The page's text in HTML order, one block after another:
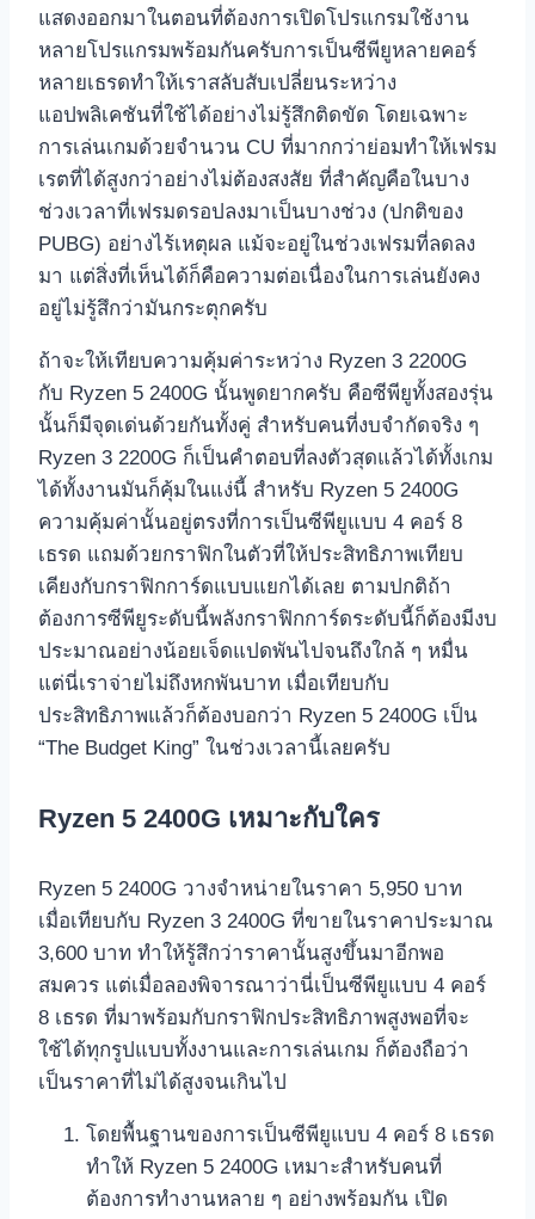
แสดงออกมาในตอนที่ต้องการเปิดโปรแกรมใช้งาน
หลายโปรแกรมพร้อมกันครับการเป็นซีพียูหลายคอร์
หลายเธรดทำให้เราสลับสับเปลี่ยนระหว่าง
แอปพลิเคชันที่ใช้ได้อย่างไม่รู้สึกติดขัด โดยเฉพาะ
การเล่นเกมด้วยจำนวน CU ที่มากกว่าย่อมทำให้เฟรม
เรตที่ได้สูงกว่าอย่างไม่ต้องสงสัย ที่สำคัญคือในบาง
ช่วงเวลาที่เฟรมดรอปลงมาเป็นบางช่วง (ปกติของ
PUBG) อย่างไร้เหตุผล แม้จะอยู่ในช่วงเฟรมที่ลดลง
มา แต่สิ่งที่เห็นได้ก็คือความต่อเนื่องในการเล่นยังคง
อยู่ไม่รู้สึกว่ามันกระตุกครับ
ถ้าจะให้เทียบความคุ้มค่าระหว่าง Ryzen 3 2200G
กับ Ryzen 5 2400G นั้นพูดยากครับ คือซีพียูทั้งสองรุ่น
นั้นก็มีจุดเด่นด้วยกันทั้งคู่ สำหรับคนที่งบจำกัดจริง ๆ
Ryzen 3 2200G ก็เป็นคำตอบที่ลงตัวสุดแล้วได้ทั้งเกม
ได้ทั้งงานมันก็คุ้มในแง่นี้ สำหรับ Ryzen 5 2400G
ความคุ้มค่านั้นอยู่ตรงที่การเป็นซีพียูแบบ 4 คอร์ 8
เธรด แถมด้วยกราฟิกในตัวที่ให้ประสิทธิภาพเทียบ
เคียงกับกราฟิกการ์ดแบบแยกได้เลย ตามปกติถ้า
ต้องการซีพียูระดับนี้พลังกราฟิกการ์ดระดับนี้ก็ต้องมีงบ
ประมาณอย่างน้อยเจ็ดแปดพันไปจนถึงใกล้ ๆ หมื่น
แต่นี่เราจ่ายไม่ถึงหกพันบาท เมื่อเทียบกับ
ประสิทธิภาพแล้วก็ต้องบอกว่า Ryzen 5 2400G เป็น
“The Budget King” ในช่วงเวลานี้เลยครับ
Ryzen 5 2400G เหมาะกับใคร
Ryzen 5 2400G วางจำหน่ายในราคา 5,950 บาท
เมื่อเทียบกับ Ryzen 3 2400G ที่ขายในราคาประมาณ
3,600 บาท ทำให้รู้สึกว่าราคานั้นสูงขึ้นมาอีกพอ
สมควร แต่เมื่อลองพิจารณาว่านี่เป็นซีพียูแบบ 4 คอร์
8 เธรด ที่มาพร้อมกับกราฟิกประสิทธิภาพสูงพอที่จะ
ใช้ได้ทุกรูปแบบทั้งงานและการเล่นเกม ก็ต้องถือว่า
เป็นราคาที่ไม่ได้สูงจนเกินไป
โดยพื้นฐานของการเป็นซีพียูแบบ 4 คอร์ 8 เธรด
ทำให้ Ryzen 5 2400G เหมาะสำหรับคนที่
ต้องการทำงานหลาย ๆ อย่างพร้อมกัน เปิด